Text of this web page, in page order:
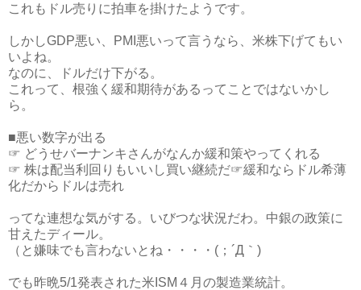
これもドル売りに拍車を掛けたようです。
しかしGDP悪い、PMI悪いって言うなら、米株下げてもい
いよね。
なのに、ドルだけ下がる。
これって、根強く緩和期待があるってことではないかし
ら。
■悪い数字が出る
☞ どうせバーナンキさんがなんか緩和策やってくれる
☞ 株は配当利回りもいいし買い継続だ☞緩和ならドル希薄
化だからドルは売れ
ってな連想な気がする。いびつな状況だわ。中銀の政策に
甘えたディール。
（と嫌味でも言わないとね・・・・(；´Д｀)
でも昨晩5/1発表された米ISM４月の製造業統計。